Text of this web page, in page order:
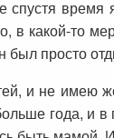
спустя
в какой-
просто
и не имею
года, и